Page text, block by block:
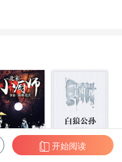
哄哄的挤在一艘旧船
有各式各样的理论。穿
梦想和理想，向着明
小厨师
白狼公孙
开始阅读